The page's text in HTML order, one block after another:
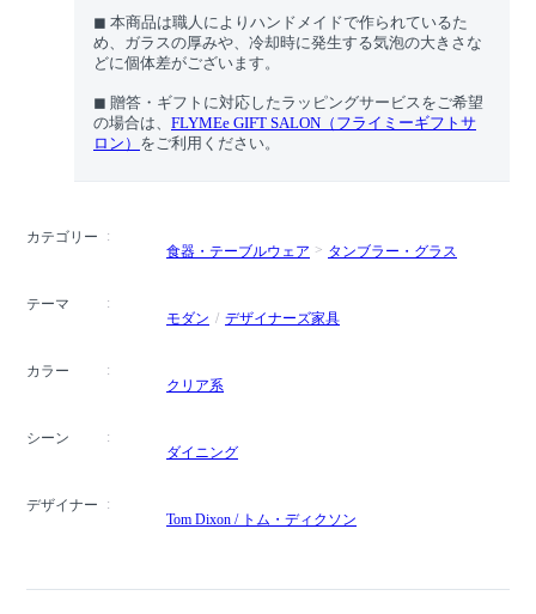
◼︎ 本商品は職人によりハンドメイドで作られているた
め、ガラスの厚みや、冷却時に発生する気泡の大きさな
どに個体差がございます。
◼︎ 贈答・ギフトに対応したラッピングサービスをご希望
の場合は、 FLYMEe GIFT SALON（フライミーギフトサ
ロン） をご利用ください。
カテゴリー
食器・テーブルウェア
タンブラー・グラス
テーマ
モダン
デザイナーズ家具
カラー
クリア系
シーン
ダイニング
デザイナー
Tom Dixon / トム・ディクソン